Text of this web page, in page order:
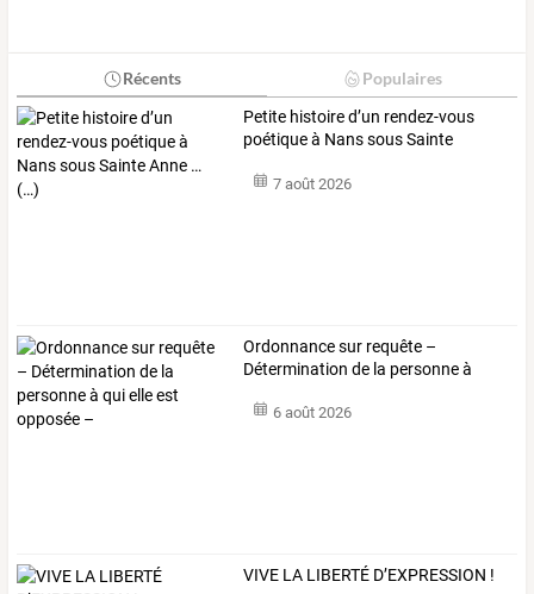
Récents Populaires
Petite histoired’un rendez-vous
poétiqueà NanssousSainte
7 août 2026
Ordonnancesur requête –
Détermination de la personneà
6 août 2026
VIVE LA LIBERTÉ D’EXPRESSION !